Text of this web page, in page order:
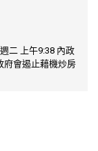
二 上午9:38 內政
府會遏止藉機炒房